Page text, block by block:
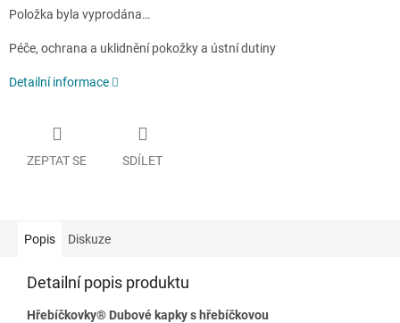
Položka byla vyprodána…
Péče, ochrana a uklidnění pokožky a ústní dutiny
Detailní informace
ZEPTAT SE SDÍLET
Popis Diskuze
Detailní popis produktu
Hřebíčkovky® Dubové kapky s hřebíčkovou